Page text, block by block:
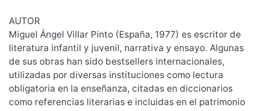
AUTOR
Miguel Ángel Villar Pinto (España, 1977) es escritor de
literatura infantil y juvenil, narrativa y ensayo. Algunas
de sus obras han sido bestsellers internacionales,
utilizadas por diversas instituciones como lectura
obligatoria en la enseñanza, citadas en diccionarios
como referencias literarias e incluidas en el patrimonio